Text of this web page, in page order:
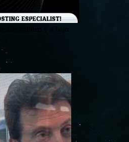
alta calidad y a bajo